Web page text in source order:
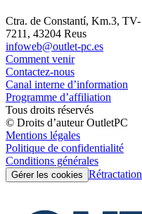
Ctra. de Constantí, Km.3, TV-
7211, 43204 Reus
infoweb@outlet-pc.es
Comment venir
Contactez-nous
Canal interne d’information
Programme d’affiliation
Tous droits réservés
© Droits d’auteur OutletPC
Mentions légales
Politique de confidentialité
Conditions générales
Gérer les cookies Rétractation